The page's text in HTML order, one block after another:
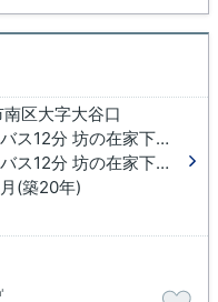
区大字大谷口
浦和駅 徒歩28分 バス12分 坊の在家下車 徒歩2分
浦和駅 徒歩28分 バス12分 坊の在家下車 徒歩2分
(築20年)